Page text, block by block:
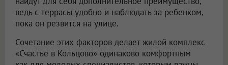
ведь с террасы удобно и наблюдать за ребенком,
пока он резвится на улице.
Сочетание этих факторов делает жилой комплекс
«Счастье в Кольцово» одинаково комфортным